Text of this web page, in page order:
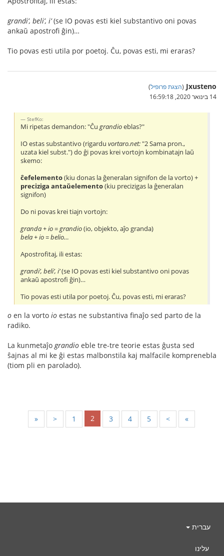
grandi’, beli’, i’(se IO povas esti kiel substantivo oni povas
ankaŭ apostrofi ĝin)…
Tio povas esti utila por poetoj. Ĉu, povas esti, mi eraras?
Jxusteno
(הצגת פרופיל)
14 בינואר 2020, 16:59:18
StefKo:
Mi ripetas demandon: "Ĉugrandioeblas?"
IO estas substantivo (rigarduvortaro.net:"2 Sama pron.,
uzata kiel subst.") do ĝi povas krei vortojn kombinatajn laŭ
skemo:
ĉefelemento(kiu donas la ĝeneralan signifon de la vorto) +
preciziga antaŭelemento(kiu precizigas la ĝeneralan
signifon)
Do ni povas krei tiajn vortojn:
granda + io = grandio(io, objekto, aĵo granda)
bela + io = belio…
Apostrofitaj, ili estas:
grandi’, beli’, i’(se IO povas esti kiel substantivo oni povas
ankaŭ apostrofi ĝin)…
Tio povas esti utila por poetoj. Ĉu, povas esti, mi eraras?
o en la vorto io estas ne substantiva finaĵo sed parto de la
radiko.
La kunmetaĵograndio eble tre-tre teorie estas ĝusta sed
ŝajnas al mi ke ĝi estas malbonstila kaj malfacile komprenebla
(tiom pli en parolado).
« < 1 2 3 4 5 > »
עברית
עלינו